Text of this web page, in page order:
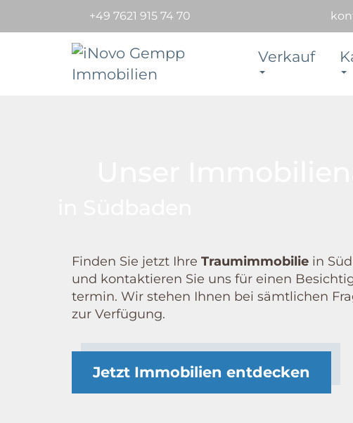
+49 7621 915 74 70
Verkauf
Finden Sie jetzt Ihre Traum­immobilie in
und kontaktieren Sie uns für einen
termin. Wir stehen Ihnen bei sämtlichen
zur Verfügung.
Jetzt Immobilien entdecken